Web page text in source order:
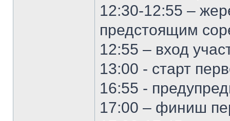
12:30-12:55 –
предстоящим
12:55 – вход
13:00 - старт
16:55 -
17:00 – финиш